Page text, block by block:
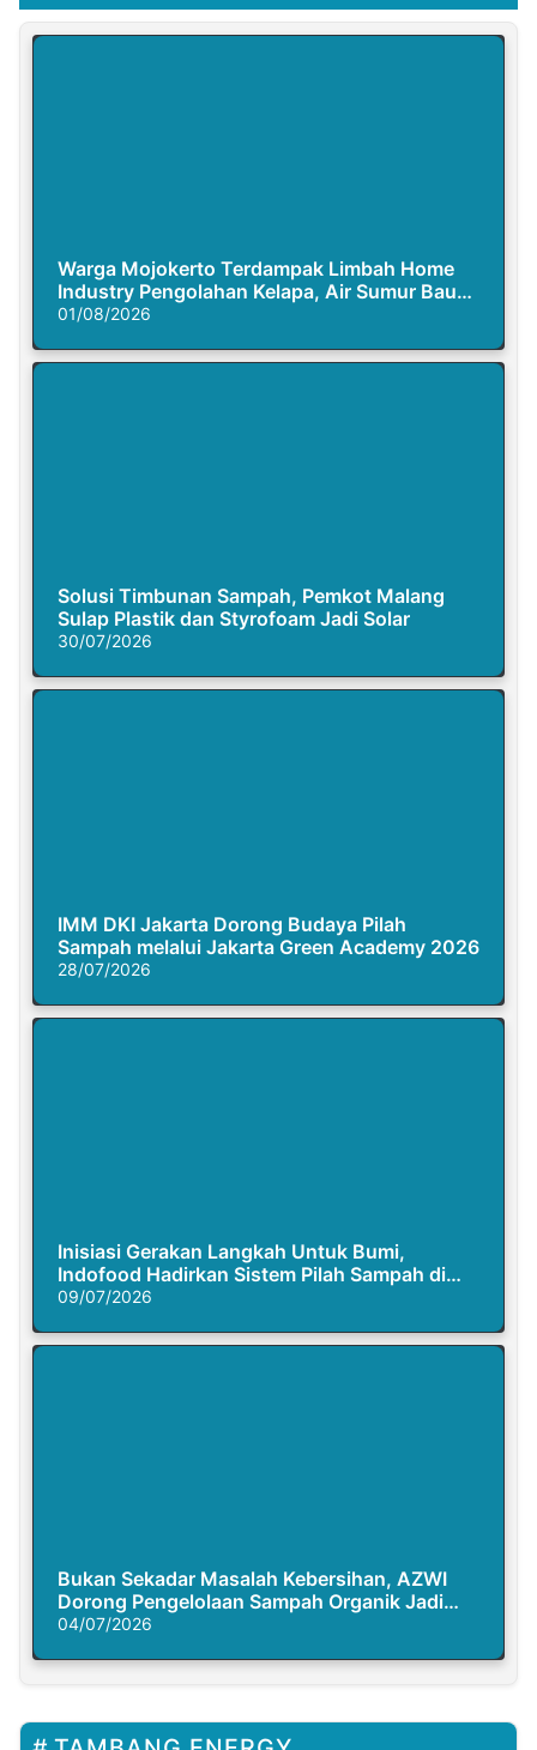
Warga Mojokerto Terdampak Limbah Home
Industry Pengolahan Kelapa, Air Sumur Bau
Busuk
01/08/2026
Solusi Timbunan Sampah, Pemkot Malang
Sulap Plastik dan Styrofoam Jadi Solar
30/07/2026
IMM DKI Jakarta Dorong Budaya Pilah
Sampah melalui Jakarta Green Academy 2026
28/07/2026
Inisiasi Gerakan Langkah Untuk Bumi,
Indofood Hadirkan Sistem Pilah Sampah di
Semasa Piknik
09/07/2026
Bukan Sekadar Masalah Kebersihan, AZWI
Dorong Pengelolaan Sampah Organik Jadi
Solusi Krisis Iklim
04/07/2026